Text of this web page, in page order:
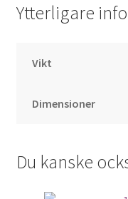
Ytterligare
Vikt
Dimensioner
Du kanske